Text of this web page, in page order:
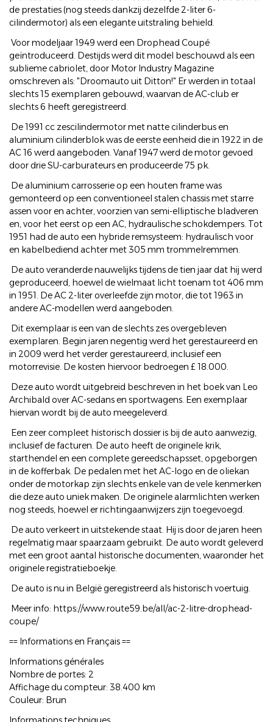
de prestaties (nog steeds dankzij dezelfde 2-liter 6-
cilindermotor) als een elegante uitstraling behield.
Voor modeljaar 1949 werd een Drophead Coupé
geïntroduceerd. Destijds werd dit model beschouwd als een
sublieme cabriolet, door Motor Industry Magazine
omschreven als: "Droomauto uit Ditton!" Er werden in totaal
slechts 15 exemplaren gebouwd, waarvan de AC-club er
slechts 6 heeft geregistreerd.
De 1991 cc zescilindermotor met natte cilinderbus en
aluminium cilinderblok was de eerste eenheid die in 1922 in de
AC 16 werd aangeboden. Vanaf 1947 werd de motor gevoed
door drie SU-carburateurs en produceerde 75 pk.
De aluminium carrosserie op een houten frame was
gemonteerd op een conventioneel stalen chassis met starre
assen voor en achter, voorzien van semi-elliptische bladveren
en, voor het eerst op een AC, hydraulische schokdempers. Tot
1951 had de auto een hybride remsysteem: hydraulisch voor
en kabelbediend achter met 305 mm trommelremmen.
De auto veranderde nauwelijks tijdens de tien jaar dat hij werd
geproduceerd, hoewel de wielmaat licht toenam tot 406 mm
in 1951. De AC 2-liter overleefde zijn motor, die tot 1963 in
andere AC-modellen werd aangeboden.
Dit exemplaar is een van de slechts zes overgebleven
exemplaren. Begin jaren negentig werd het gerestaureerd en
in 2009 werd het verder gerestaureerd, inclusief een
motorrevisie. De kosten hiervoor bedroegen £ 18.000.
Deze auto wordt uitgebreid beschreven in het boek van Leo
Archibald over AC-sedans en sportwagens. Een exemplaar
hiervan wordt bij de auto meegeleverd.
Een zeer compleet historisch dossier is bij de auto aanwezig,
inclusief de facturen. De auto heeft de originele krik,
starthendel en een complete gereedschapsset, opgeborgen
in de kofferbak. De pedalen met het AC-logo en de oliekan
onder de motorkap zijn slechts enkele van de vele kenmerken
die deze auto uniek maken. De originele alarmlichten werken
nog steeds, hoewel er richtingaanwijzers zijn toegevoegd.
De auto verkeert in uitstekende staat. Hij is door de jaren heen
regelmatig maar spaarzaam gebruikt. De auto wordt geleverd
met een groot aantal historische documenten, waaronder het
originele registratieboekje.
De auto is nu in België geregistreerd als historisch voertuig.
Meer info: https://www.route59.be/all/ac-2-litre-drophead-
coupe/
== Informations en Français ==
Informations générales
Nombre de portes: 2
Affichage du compteur: 38.400 km
Couleur: Brun